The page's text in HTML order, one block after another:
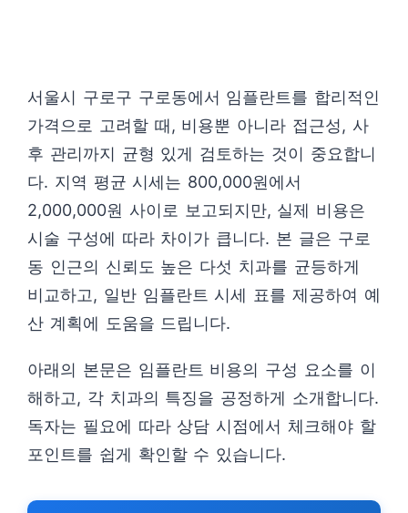
서울시 구로구 구로동에서 임플란트를 합리적인
가격으로 고려할 때, 비용뿐 아니라 접근성, 사
후 관리까지 균형 있게 검토하는 것이 중요합니
다. 지역 평균 시세는 800,000원에서
2,000,000원 사이로 보고되지만, 실제 비용은
시술 구성에 따라 차이가 큽니다. 본 글은 구로
동 인근의 신뢰도 높은 다섯 치과를 균등하게
비교하고, 일반 임플란트 시세 표를 제공하여 예
산 계획에 도움을 드립니다.
아래의 본문은 임플란트 비용의 구성 요소를 이
해하고, 각 치과의 특징을 공정하게 소개합니다.
독자는 필요에 따라 상담 시점에서 체크해야 할
포인트를 쉽게 확인할 수 있습니다.